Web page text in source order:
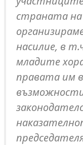
страната
насилие, в
младите
правата им